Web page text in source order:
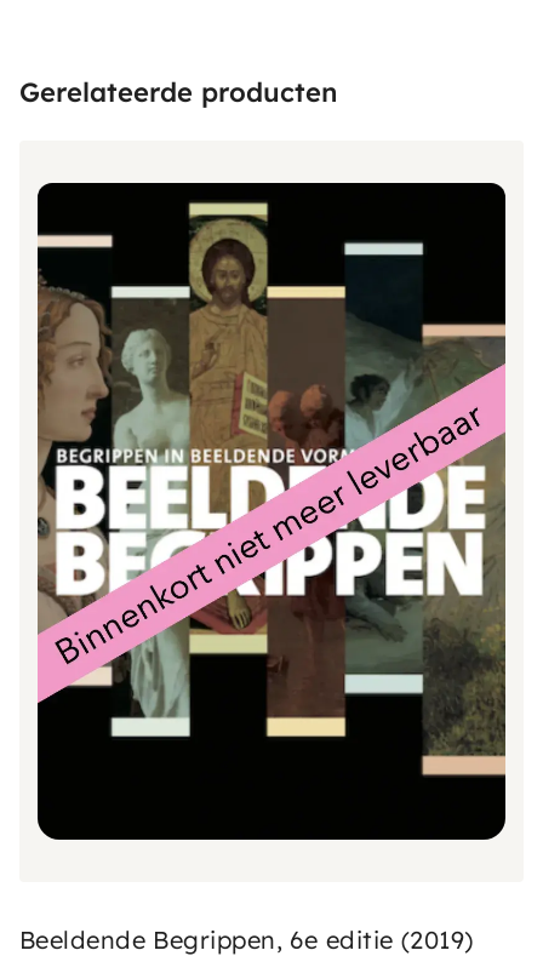
Gerelateerde producten
Beeldende Begrippen, 6e editie (2019)